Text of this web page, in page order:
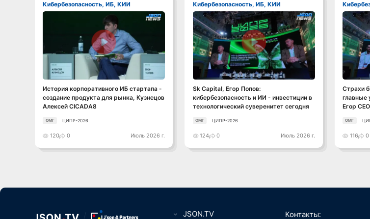
Кибербезопасность, ИБ, КИИ
Смотреть видео
История корпоративного ИБ стартапа -
создание продукта для рынка, Кузнецов
Алексей CICADA8
ОМГ ЦИПР-2026
120 0 Июль 2026 г.
Кибербезопасность, ИБ, КИИ
Смотреть видео
Sk Capital, Егор Попов:
кибербезопасность и ИИ - инвестиции в
технологический суверенитет сегодня
ОМГ ЦИПР-2026
124 0 Июль 2026 г.
Страхи
главные
Егор
ОМГ
116 0
JSON.TV Контакты: